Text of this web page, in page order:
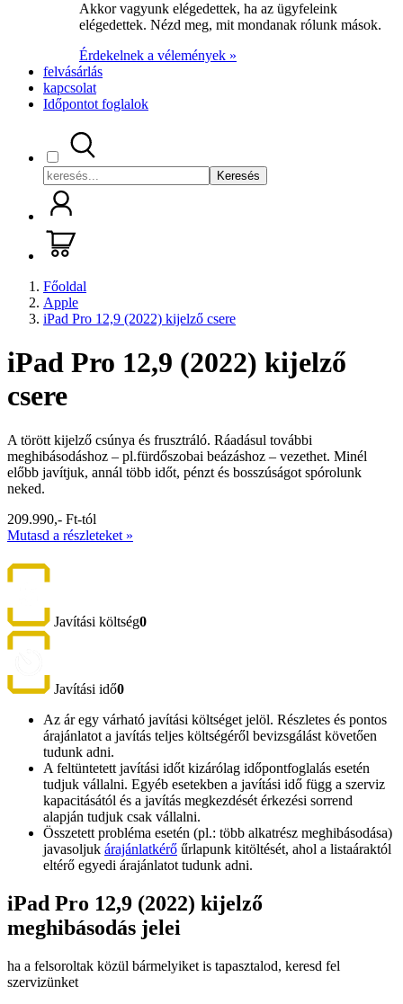
Akkor vagyunk elégedettek, ha az ügyfeleink
elégedettek. Nézd meg, mit mondanak rólunk mások.
Érdekelnek a vélemények »
felvásárlás
kapcsolat
Időpontot foglalok
Keresés
Főoldal
Apple
iPad Pro 12,9 (2022) kijelző csere
iPad Pro 12,9 (2022) kijelző
csere
A törött kijelző csúnya és frusztráló. Ráadásul további
meghibásodáshoz – pl.fürdőszobai beázáshoz – vezethet. Minél
előbb javítjuk, annál több időt, pénzt és bosszúságot spórolunk
neked.
209.990,- Ft-tól
Mutasd a részleteket »
Javítási költség0
Javítási idő0
Az ár egy várható javítási költséget jelöl. Részletes és pontos
árajánlatot a javítás teljes költségéről bevizsgálást követően
tudunk adni.
A feltüntetett javítási időt kizárólag időpontfoglalás esetén
tudjuk vállalni. Egyéb esetekben a javítási idő függ a szerviz
kapacitásától és a javítás megkezdését érkezési sorrend
alapján tudjuk csak vállalni.
Összetett probléma esetén (pl.: több alkatrész meghibásodása)
javasoljuk árajánlatkérő űrlapunk kitöltését, ahol a listaáraktól
eltérő egyedi árajánlatot tudunk adni.
iPad Pro 12,9 (2022) kijelző
meghibásodás jelei
ha a felsoroltak közül bármelyiket is tapasztalod, keresd fel
szervizünket